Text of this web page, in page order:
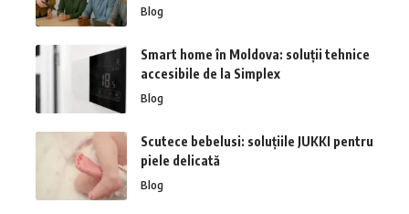
Blog
Smart home în Moldova: soluții tehnice
accesibile de la Simplex
Blog
Scutece bebelusi: soluțiile JUKKI pentru
piele delicată
Blog